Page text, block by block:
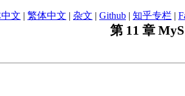
文 | 繁体中文 | 杂文 | Github | 知乎专栏 |
第 11 章